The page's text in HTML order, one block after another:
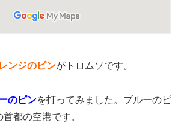
ンジのピンがトロムソです。
のピンを打ってみました。ブルーのピ
都の空港です。